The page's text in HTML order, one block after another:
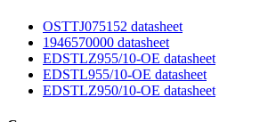
OSTTJ075152 datasheet
1946570000 datasheet
EDSTLZ955/10-OE datasheet
EDSTL955/10-OE datasheet
EDSTLZ950/10-OE datasheet